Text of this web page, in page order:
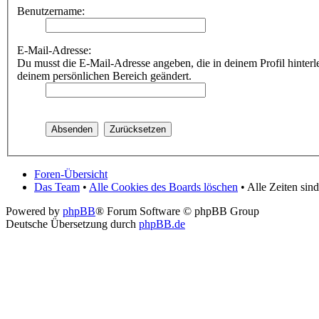
Benutzername:
E-Mail-Adresse:
Du musst die E-Mail-Adresse angeben, die in deinem Profil
deinem persönlichen Bereich geändert.
Foren-Übersicht
Das Team • Alle Cookies des Boards löschen • Alle Zeiten
Powered by phpBB® Forum Software © phpBB Group
Deutsche Übersetzung durch phpBB.de